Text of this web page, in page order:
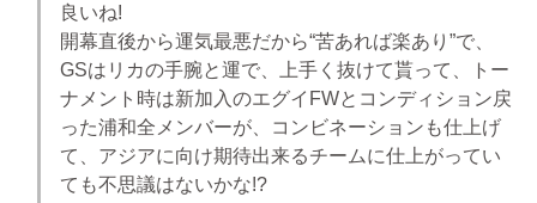
良いね!
開幕直後から運気最悪だから“苦あれば楽あり”で、
GSはリカの手腕と運で、上手く抜けて貰って、トー
ナメント時は新加入のエグイFWとコンディション戻
った浦和全メンバーが、コンビネーションも仕上げ
て、アジアに向け期待出来るチームに仕上がってい
ても不思議はないかな!?